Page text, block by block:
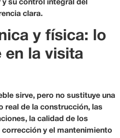
su control integral del
clara.
y física: lo
en la visita
sirve, pero no sustituye una
real de la construcción, las
la calidad de los
y el mantenimiento